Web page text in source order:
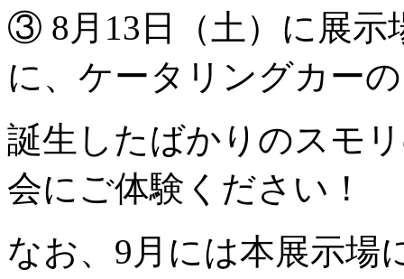
③ 8月13日（土）に展示
に、ケータリングカー
誕生したばかりのスモ
会にご体験ください！
なお、9月には本展示場